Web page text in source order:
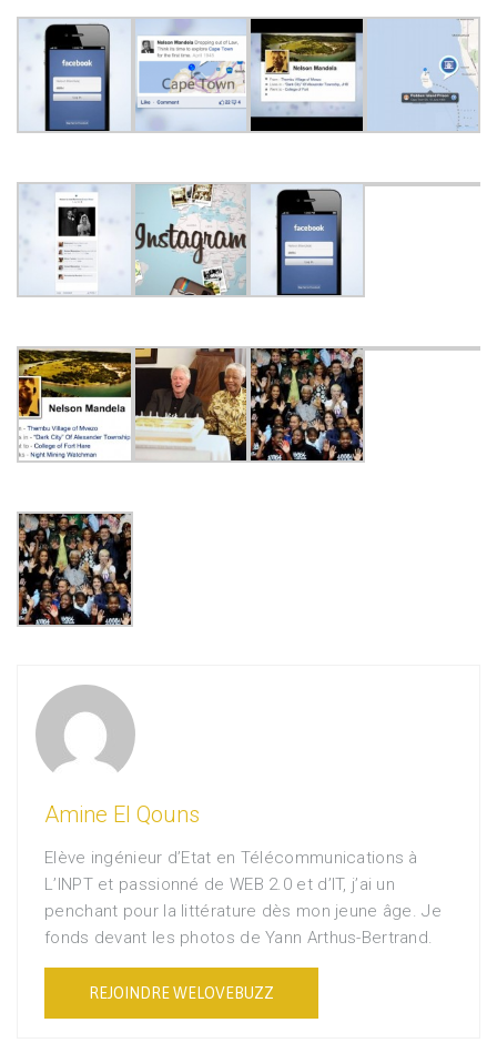
Amine El Qouns
Elève ingénieur d’Etat en Télécommunications à
L’INPT et passionné de WEB 2.0 et d’IT, j’ai un
penchant pour la littérature dès mon jeune âge. Je
fonds devant les photos de Yann Arthus-Bertrand.
REJOINDRE WELOVEBUZZ